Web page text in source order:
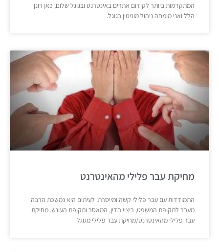
המתקדמות ביותר לקידום אתרים באינטרנט ובגוגל שלום, כאן רונן
הלל ואני מומחה ניהול מוניטין בגוגל.
מחיקת עבר פלילי מהאינטרנט
התמודדות עם עבר פלילי קשה ומייסרת. לעיתים היא נמשכת הרבה
מעבר לתקופת המשפט, ריצוי הדין, המאסר ותקופת העונש. מחיקת
עבר פלילי מהאינטרנט/מחיקת עבר פלילי מגוגל